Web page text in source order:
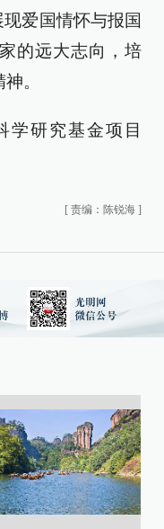
爱国情怀与报国
的远大志向，培
。
学研究基金项目
[ 责编：陈锐海 ]